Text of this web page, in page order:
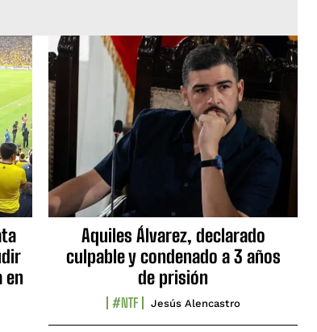
en
Aquiles Álvarez, declarado
culpable y condenado a 3 años
de prisión
#NTF Jesús Alencastro